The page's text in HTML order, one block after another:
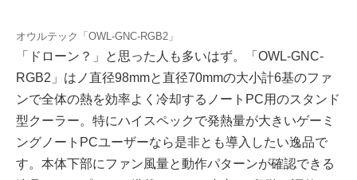
オウルテック「OWL-GNC-RGB2」
「ドローン？」と思った人も多いはず。「OWL-GNC-
RGB2」はノ直径98mmと直径70mmの大小計6基のファ
ンで全体の熱を効率よく冷却するノートPC用のスタンド
型クーラー。特にハイスペックで発熱量が大きいゲーミ
ングノートPCユーザーなら是非とも導入したい逸品で
す。本体下部にファン風量と動作パターンが確認できる